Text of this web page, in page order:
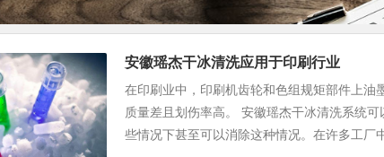
安徽瑶杰干冰清洗应用于印刷行业
在印刷业中，印刷机齿轮和色组规矩部件上油
质量差且划伤率高。 安徽瑶杰干冰清洗系统
些情况下甚至可以消除这种情况。在许多工厂